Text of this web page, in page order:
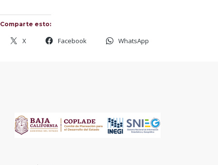
Comparte esto:
X Facebook WhatsApp